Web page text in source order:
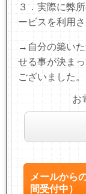
３．実際に弊
ービスを利用
→自分の築いた
せる事が決ま
ございました。
お
メールから
間受付中）